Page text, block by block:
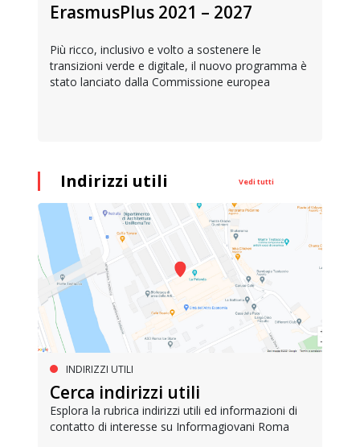
ErasmusPlus 2021 – 2027
Più ricco, inclusivo e volto a sostenere le
transizioni verde e digitale, il nuovo programma è
stato lanciato dalla Commissione europea
Indirizzi utili Vedi tutti
INDIRIZZI UTILI
Cerca indirizzi utili
Esplora la rubrica indirizzi utili ed informazioni di
contatto di interesse su Informagiovani Roma